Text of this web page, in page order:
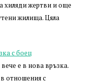
хиляди жертви и още
жилища. Цяла
с боец
е в нова връзка.
отношения с